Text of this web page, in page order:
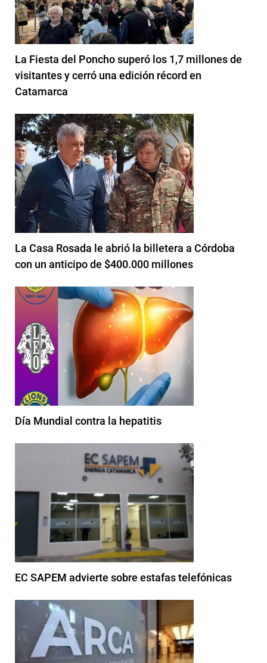
La Fiesta del Poncho superó los 1,7 millones de
visitantes y cerró una edición récord en
Catamarca
La Casa Rosada le abrió la billetera a Córdoba
con un anticipo de $400.000 millones
Día Mundial contra la hepatitis
EC SAPEM advierte sobre estafas telefónicas